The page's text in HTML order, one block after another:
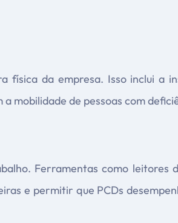
física da empresa. Isso inclui a
mobilidade de pessoas com
Ferramentas como leitores
e permitir que PCDs